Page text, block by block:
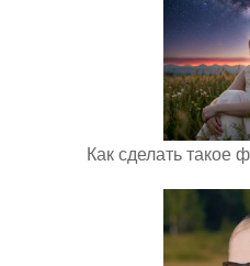
Как сделать такое